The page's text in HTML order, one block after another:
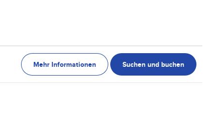
Mehr Informationen Suchen und buchen